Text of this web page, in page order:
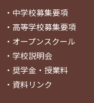
・ 中学校募集要項
・ 高等学校募集要項
・ オープンスクール
・ 学校説明会
・ 奨学金・授業料
・ 資料リンク